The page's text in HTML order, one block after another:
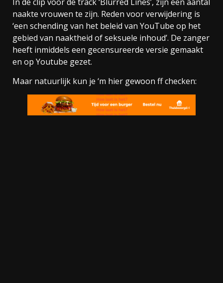
naakte vrouwen te zijn. Reden voor verwijdering is
‘een schending van het beleid van YouTube op het
gebied van naaktheid of seksuele inhoud’. De zanger
heeft inmiddels een gecensureerde versie gemaakt
en op Youtube gezet.
Maar natuurlijk kun je ‘m hier gewoon ff checken: